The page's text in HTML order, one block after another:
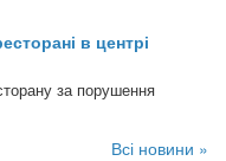
в центрі
за порушення
Всі новини »